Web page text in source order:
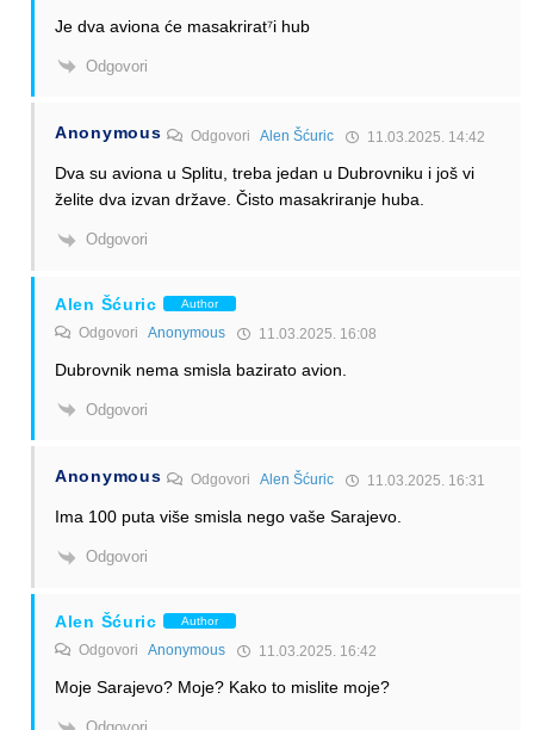
Je dva aviona će masakrirat⁷i hub
Odgovori
Anonymous OdgovoriAlen Šćuric 11.03.2025. 14:42
Dva su aviona u Splitu, treba jedan u Dubrovniku i još vi
želite dva izvan države. Čisto masakriranje huba.
Odgovori
Alen Šćuric Author
Odgovori Anonymous 11.03.2025. 16:08
Dubrovnik nema smisla bazirato avion.
Odgovori
Anonymous OdgovoriAlen Šćuric 11.03.2025. 16:31
Ima 100 puta više smisla nego vaše Sarajevo.
Odgovori
Alen Šćuric Author
Odgovori Anonymous 11.03.2025. 16:42
Moje Sarajevo? Moje? Kako to mislite moje?